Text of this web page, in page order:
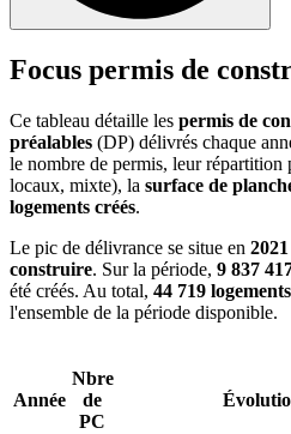
Focus permis de
Ce tableau détaille les permis de
préalables (DP) délivrés chaque
le nombre de permis, leur répartition
locaux, mixte), la surface de
logements créés.
Le pic de délivrance se situe en 2021
construire. Sur la période, 9 837
été créés. Au total, 44 719 logements
l'ensemble de la période disponible.
Année
Nbre
de
PC